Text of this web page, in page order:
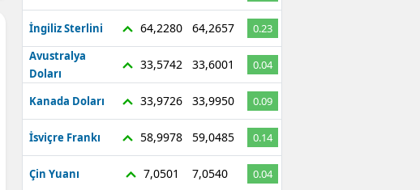
İngiliz Sterlini 64,2280 64,2657
0.23
Avustralya
Doları
33,5742 33,6001 0.04
Kanada Doları 33,9726 33,9950 0.09
İsviçre Frankı 58,9978 59,0485 0.14
Çin Yuanı 7,0501 7,0540 0.04